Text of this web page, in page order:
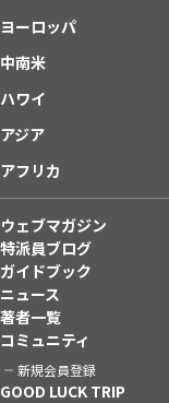
ヨーロッパ
中南米
ハワイ
アジア
アフリカ
ウェブマガジン
特派員ブログ
ガイドブック
ニュース
著者一覧
コミュニティ
新規会員登録
GOOD LUCK TRIP